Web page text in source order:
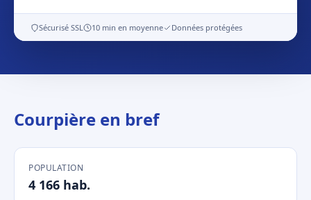
Sécurisé SSL 10 min en moyenne Données protégées
Courpière en bref
POPULATION
4 166 hab.